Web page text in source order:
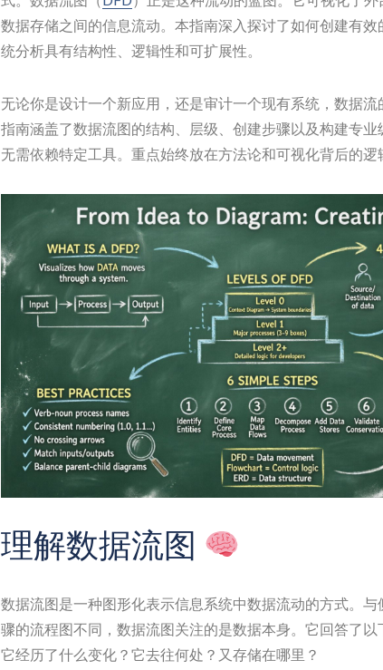
数据存储之间的信息流动。本指南深入探讨了如何创建有
统分析具有结构性、逻辑性和可扩展性。
无论你是设计一个新应用，还是审计一个现有系统，数据
指南涵盖了数据流图的结构、层级、创建步骤以及构建专业
无需依赖特定工具。重点始终放在方法论和可视化背后的逻
理解数据流图
数据流图是一种图形化表示信息系统中数据流动的方式。
骤的流程图不同，数据流图关注的是数据本身。它回答了以
它经历了什么变化？它去往何处？又存储在哪里？